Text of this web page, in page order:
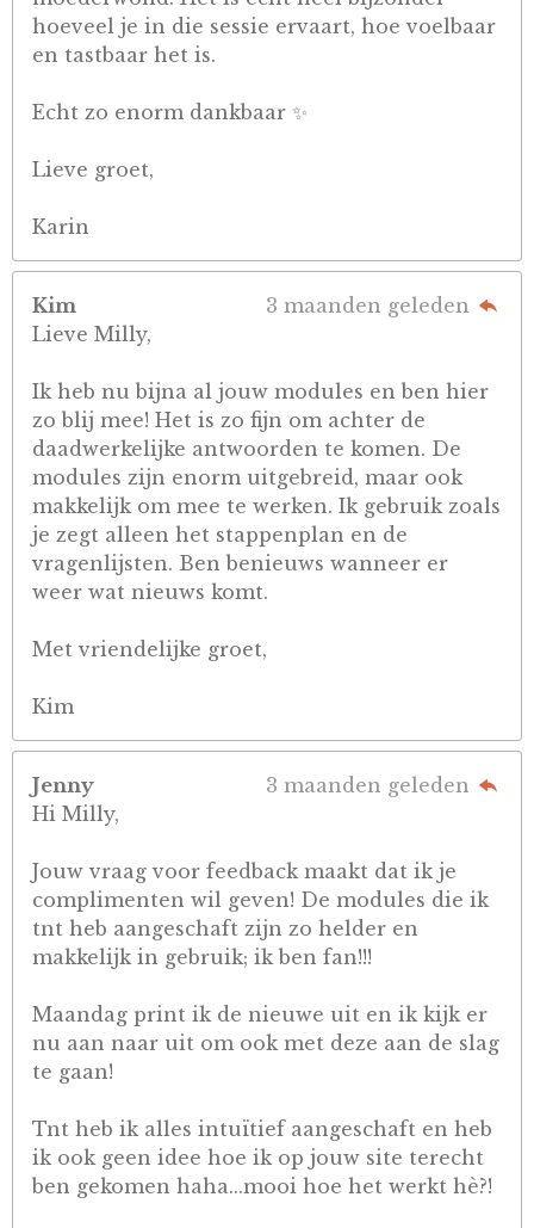
hoeveel je in die sessie ervaart, hoe voelbaar
en tastbaar het is.
Echt zo enorm dankbaar ✨
Lieve groet,
Karin
Kim
3 maanden geleden
Lieve Milly,
Ik heb nu bijna al jouw modules en ben hier
zo blij mee! Het is zo fijn om achter de
daadwerkelijke antwoorden te komen. De
modules zijn enorm uitgebreid, maar ook
makkelijk om mee te werken. Ik gebruik zoals
je zegt alleen het stappenplan en de
vragenlijsten. Ben benieuws wanneer er
weer wat nieuws komt.
Met vriendelijke groet,
Kim
Jenny
3 maanden geleden
Hi Milly,
Jouw vraag voor feedback maakt dat ik je
complimenten wil geven! De modules die ik
tnt heb aangeschaft zijn zo helder en
makkelijk in gebruik; ik ben fan!!!
Maandag print ik de nieuwe uit en ik kijk er
nu aan naar uit om ook met deze aan de slag
te gaan!
Tnt heb ik alles intuïtief aangeschaft en heb
ik ook geen idee hoe ik op jouw site terecht
ben gekomen haha...mooi hoe het werkt hè?!